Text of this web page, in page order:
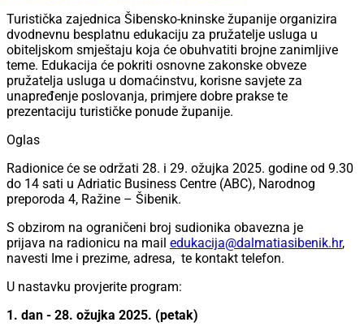
Turistička zajednica Šibensko-kninske županije organizira
dvodnevnu besplatnu edukaciju za pružatelje usluga u
obiteljskom smještaju koja će obuhvatiti brojne zanimljive
teme. Edukacija će pokriti osnovne zakonske obveze
pružatelja usluga u domaćinstvu, korisne savjete za
unapređenje poslovanja, primjere dobre prakse te
prezentaciju turističke ponude županije.
Oglas
Radionice će se održati 28. i 29. ožujka 2025. godine od 9.30
do 14 sati u Adriatic Business Centre (ABC), Narodnog
preporoda 4, Ražine – Šibenik.
S obzirom na ograničeni broj sudionika obavezna je
prijava na radionicu na mail edukacija@dalmatiasibenik.hr,
navesti Ime i prezime, adresa, te kontakt telefon.
U nastavku provjerite program:
1. dan - 28. ožujka 2025. (petak)